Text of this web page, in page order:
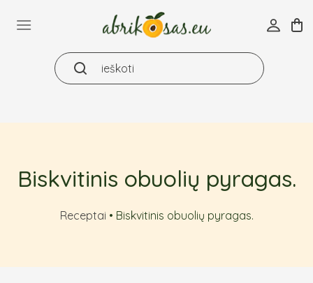
Biskvitinis obuolių pyragas.
Receptai • Biskvitinis obuolių pyragas.